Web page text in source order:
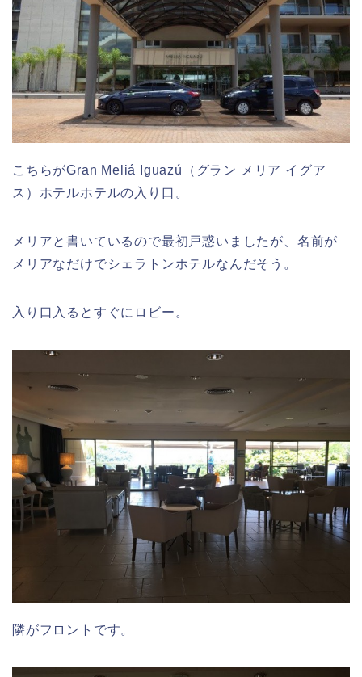
こちらがGran Meliá Iguazú（グラン メリア イグア
ス）ホテルホテルの入り口。
メリアと書いているので最初戸惑いましたが、名前が
メリアなだけでシェラトンホテルなんだそう。
入り口入るとすぐにロビー。
隣がフロントです。